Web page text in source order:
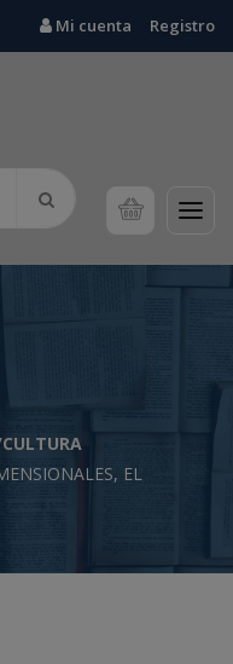
Mi cuenta Registro
EL